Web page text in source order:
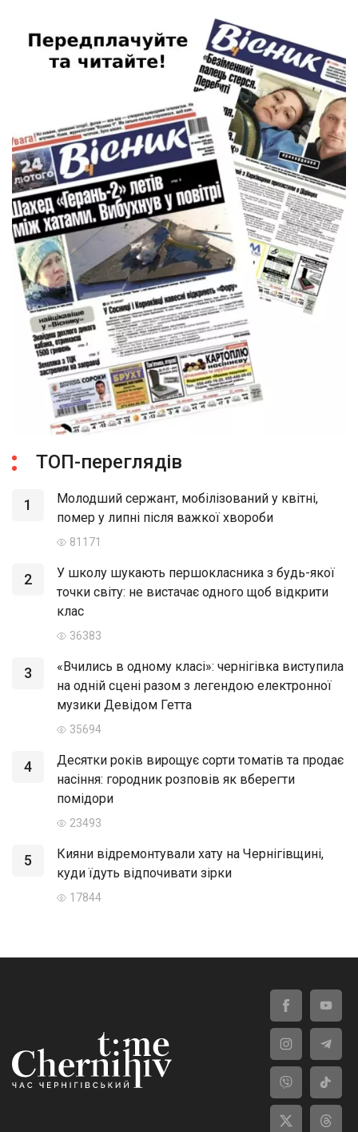
ТОП-переглядів
1
Молодший сержант, мобілізований у квітні,
помер у липні після важкої хвороби
81171
2
У школу шукають першокласника з будь-якої
точки світу: не вистачає одного щоб відкрити
клас
36383
3
«Вчились в одному класі»: чернігівка виступила
на одній сцені разом з легендою електронної
музики Девідом Гетта
35694
4
Десятки років вирощує сорти томатів та продає
насіння: городник розповів як вберегти
помідори
23493
5
Кияни відремонтували хату на Чернігівщині,
куди їдуть відпочивати зірки
17844